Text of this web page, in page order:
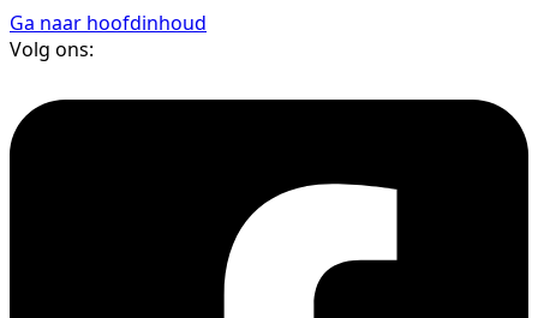
Ga naar hoofdinhoud
Volg ons: